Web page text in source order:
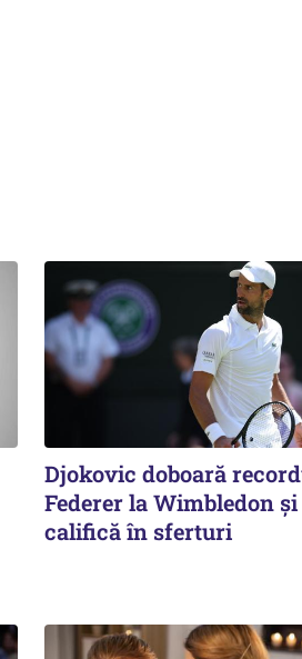
Djokovic doboară
Federer la Wimbledon și
califică în sferturi